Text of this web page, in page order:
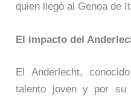
quien llegó al Genoa de
El impacto del
El Anderlecht,
talento joven y por su